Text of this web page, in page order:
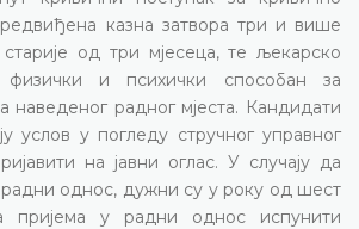
казна затвора три и више
старије од три мјесеца, те љекарско
и психички способан за
наведеног радног мјеста. Кандидати
услов у погледу стручног управног
на јавни оглас. У случају да
однос, дужни су у року од шест
пријема у радни однос испунити